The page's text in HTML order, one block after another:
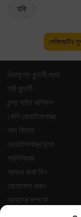
হকি
সেলিব্রেটির
বিনামূল্যে কুন্ডলী ম্যাচ
ফ্রী কুন্ডলী
চন্দ্র সাইন রাশিফল
কেপি জ্যোতিষশাস্ত্র
লাল কিতাব
জ্যোতিষশাস্ত্র টুলস
প্রতিক্রিয়া
প্রবন্ধ জমা দিন
যোগাযোগ করুন
আমাদের সম্পর্কে